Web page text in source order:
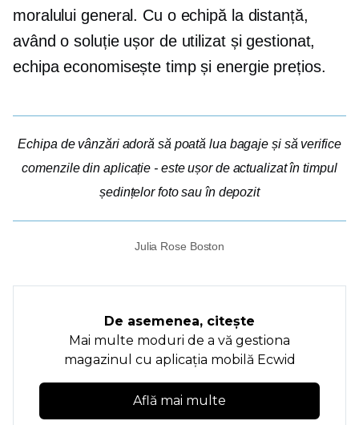
moralului general. Cu o echipă la distanță,
având o soluție ușor de utilizat și gestionat,
echipa economisește timp și energie prețios.
Echipa de vânzări adoră să poată lua bagaje și să verifice
comenzile din aplicație - este ușor de actualizat în timpul
ședințelor foto sau în depozit
Julia Rose Boston
De asemenea, citește
Mai multe moduri de a vă gestiona
magazinul cu aplicația mobilă Ecwid
Află mai multe